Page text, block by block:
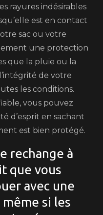
rayures indésirables
est en contact
sac ou votre
une protection
que la pluie ou la
de votre
les conditions.
vous pouvez
d’esprit en sachant
est bien protégé.
rechange à
que vous
avec une
si les